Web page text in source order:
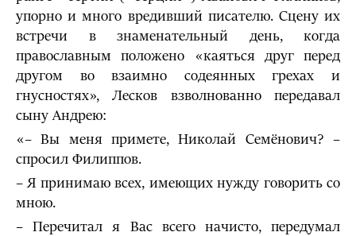
упорно и много вредивший писателю. Сцену их
встречи в знаменательный день, когда
православным положено «каяться друг перед
другом во взаимно содеянных грехах и
гнусностях», Лесков взволнованно передавал
сыну Андрею:
«– Вы меня примете, Николай Семёнович? –
спросил Филиппов.
– Я принимаю всех, имеющих нужду говорить со
мною.
– Перечитал я Вас всего начисто, передумал